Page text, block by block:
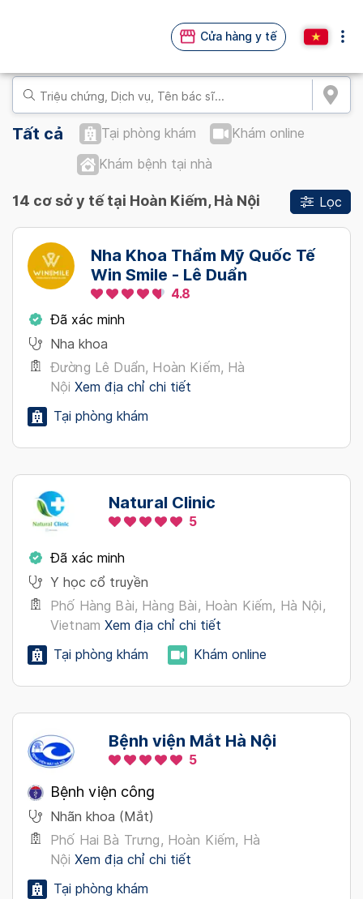
Cửa hàng y tế
Tất cả Tại phòng khám
Khám online
Khám bệnh tại nhà
Lọc
14 cơ sở y tế tại Hoàn Kiếm, Hà Nội
Nha Khoa Thẩm Mỹ Quốc Tế
Win Smile - Lê Duẩn
4.8
Đã xác minh
Nha khoa
Đường Lê Duẩn, Hoàn Kiếm, Hà
Nội Xem địa chỉ chi tiết
Tại phòng khám
Natural Clinic
5
Đã xác minh
Y học cổ truyền
Phố Hàng Bài, Hàng Bài, Hoàn Kiếm, Hà Nội,
Vietnam Xem địa chỉ chi tiết
Tại phòng khám
Khám online
Bệnh viện Mắt Hà Nội
5
Bệnh viện công
Nhãn khoa (Mắt)
Phố Hai Bà Trưng, Hoàn Kiếm, Hà
Nội Xem địa chỉ chi tiết
Tại phòng khám